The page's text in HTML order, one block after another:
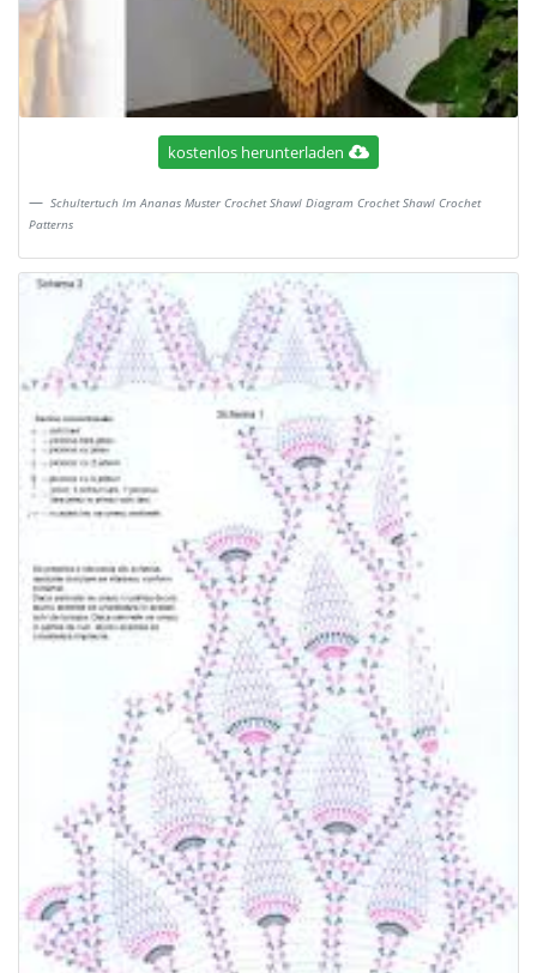
kostenlos herunterladen
Schultertuch Im Ananas Muster Crochet Shawl Diagram Crochet Shawl Crochet
Patterns